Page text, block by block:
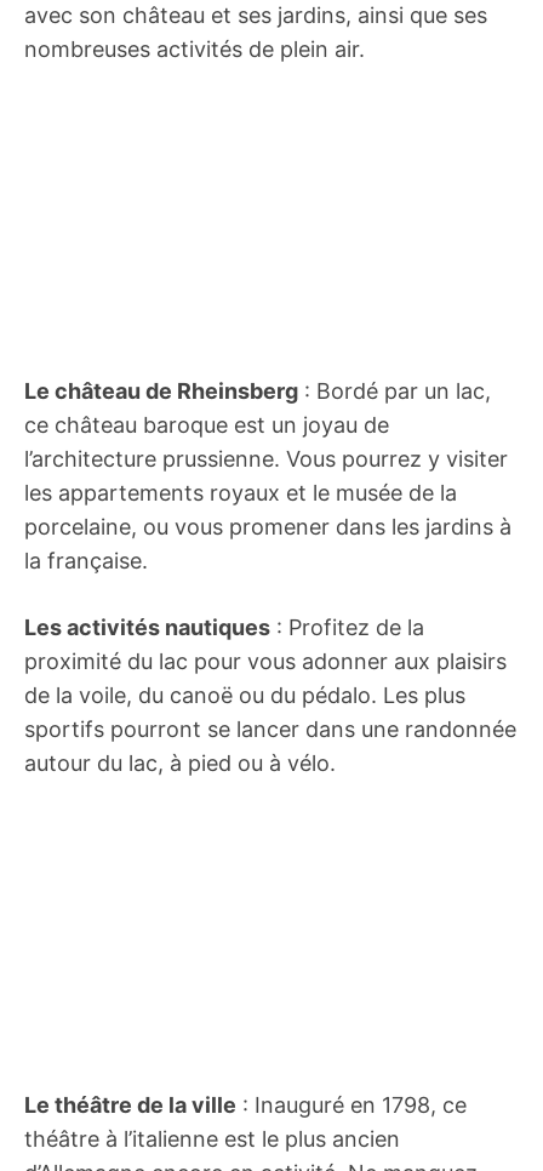
avec son château et ses jardins, ainsi que ses
nombreuses activités de plein air.
Le château de Rheinsberg : Bordé par un lac,
ce château baroque est un joyau de
l’architecture prussienne. Vous pourrez y visiter
les appartements royaux et le musée de la
porcelaine, ou vous promener dans les jardins à
la française.
Les activités nautiques : Profitez de la
proximité du lac pour vous adonner aux plaisirs
de la voile, du canoë ou du pédalo. Les plus
sportifs pourront se lancer dans une randonnée
autour du lac, à pied ou à vélo.
Le théâtre de la ville : Inauguré en 1798, ce
théâtre à l’italienne est le plus ancien